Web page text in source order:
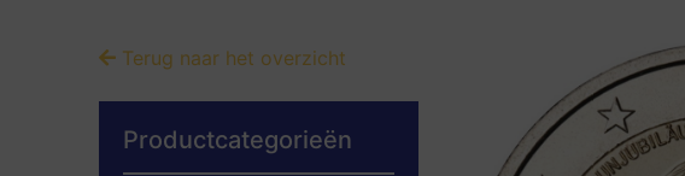
Terug naar het overzicht
Productcategorieën